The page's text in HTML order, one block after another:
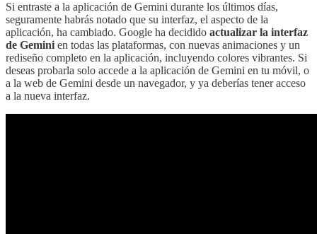
Si entraste a la aplicación de Gemini durante los últimos días,
seguramente habrás notado que su interfaz, el aspecto de la
aplicación, ha cambiado. Google ha decidido actualizar la interfaz
de Geminien todas las plataformas, con nuevas animaciones y un
rediseño completo en la aplicación, incluyendo colores vibrantes. Si
deseas probarla solo accede a la aplicación de Gemini en tu móvil, o
a la web de Gemini desde un navegador, y ya deberías tener acceso
a la nueva interfaz.